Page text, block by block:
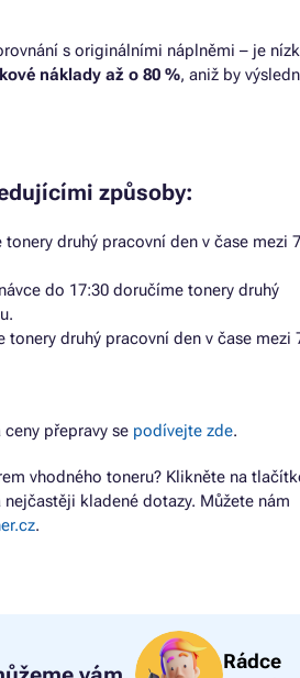
s originálními náplněmi – je
náklady až o 80 %, aniž by
způsoby:
druhý pracovní den v čase mezi
do 17:30 doručíme tonery druhý
druhý pracovní den v čase mezi
ceny přepravy se podívejte zde.
vhodného toneru? Klikněte na
kladené dotazy. Můžete nám
.
Rádce